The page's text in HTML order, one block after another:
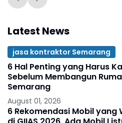
Latest News
jasa kontraktor Semarang
6 Hal Penting yang Harus
Sebelum Membangun
Semarang
August 01, 2026
6 Rekomendasi Mobil yang